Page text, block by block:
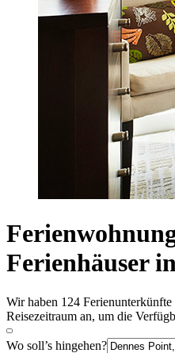
Ferienhäuser
Wir haben 124
Reisezeitraum an, um die
Wo soll’s hingehen?